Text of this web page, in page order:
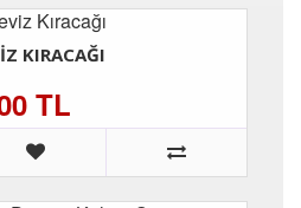
KIRACAĞI
TL